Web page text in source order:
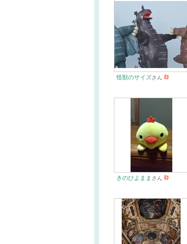
怪獣のサイズさん
きのひよまま さん